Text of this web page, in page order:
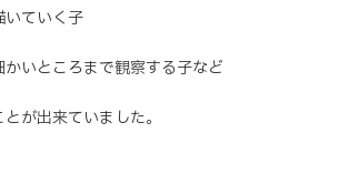
いていく子
かいところまで観察する子など
が出来ていました。